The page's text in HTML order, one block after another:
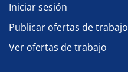
Iniciar sesión
Publicar ofertas de trabajo
Ver ofertas de trabajo